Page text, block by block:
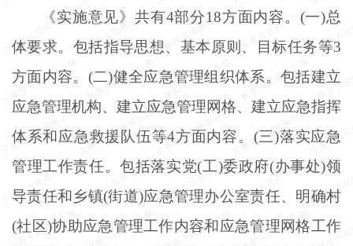
《实施意见》共有4部分18方面内容。(一)总
体要求。包括指导思想、基本原则、目标任务等3
方面内容。(二)健全应急管理组织体系。包括建立
应急管理机构、建立应急管理网格、建立应急指挥
体系和应急救援队伍等4方面内容。(三)落实应急
管理工作责任。包括落实党(工)委政府(办事处)领
导责任和乡镇(街道)应急管理办公室责任、明确村
(社区)协助应急管理工作内容和应急管理网格工作